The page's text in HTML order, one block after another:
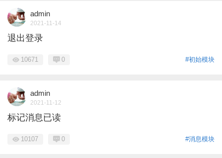
admin
2021-11-14
退出登录
#初始模块
10671 0
admin
2021-11-12
标记消息已读
#消息模块
10107 0